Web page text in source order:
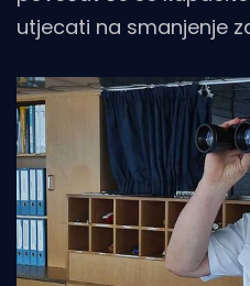
utjecati na smanjenje